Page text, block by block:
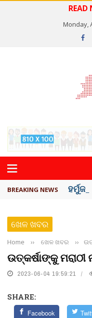
Monday,
BREAKING NEWS ହର୍ମୁଜ
ଖେଳ ଖବର
Home ›› ଖେଳ ଖବର ››
ଉତ୍କର୍ଷାଙ୍କୁ
2023-06-04 19:59:21
SHARE:
Facebook